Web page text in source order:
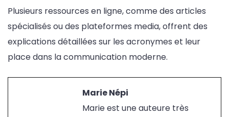
Plusieurs ressources en ligne, comme des articles
spécialisés ou des plateformes media, offrent des
explications détaillées sur les acronymes et leur
place dans la communication moderne.
Marie Népi
Marie est une auteure très